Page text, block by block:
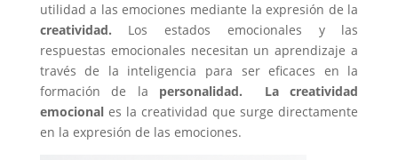
utilidad a las emociones mediante la expresión de la
creatividad. Los estados emocionales y las
respuestas emocionales necesitan un aprendizaje a
través de la inteligencia para ser eficaces en la
formación de la personalidad.
La creatividad
emocionales la creatividad que surge directamente
en la expresión de las emociones.